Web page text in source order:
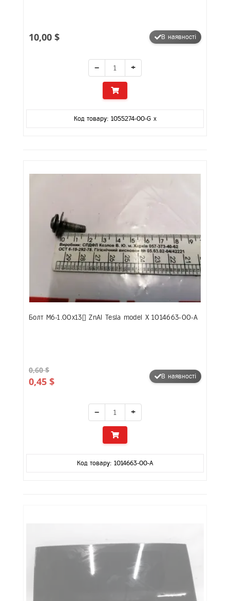
10,00 $ В наявності
− +
Код товару: 1055274-00-G x
Болт M6-1.00x13[] ZnAl Tesla model X 1014663-00-A
0,60 $
0,45 $ В наявності
− +
Код товару: 1014663-00-A